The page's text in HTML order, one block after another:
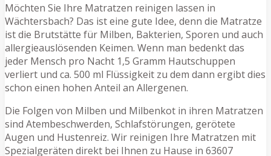
Möchten Sie Ihre Matratzen reinigen lassen in
Wächtersbach? Das ist eine gute Idee, denn die Matratze
ist die Brutstätte für Milben, Bakterien, Sporen und auch
allergieauslösenden Keimen. Wenn man bedenkt das
jeder Mensch pro Nacht 1,5 Gramm Hautschuppen
verliert und ca. 500 ml Flüssigkeit zu dem dann ergibt dies
schon einen hohen Anteil an Allergenen.
Die Folgen von Milben und Milbenkot in ihren Matratzen
sind Atembeschwerden, Schlafstörungen, gerötete
Augen und Hustenreiz. Wir reinigen Ihre Matratzen mit
Spezialgeräten direkt bei Ihnen zu Hause in 63607